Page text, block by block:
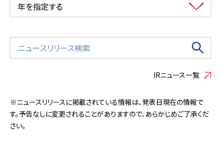
年を指定する
IRニュース一覧
※ニュースリリースに掲載されている情報は、発表日現在の情報で
す。予告なしに変更されることがありますので、あらかじめご了承くだ
さい。